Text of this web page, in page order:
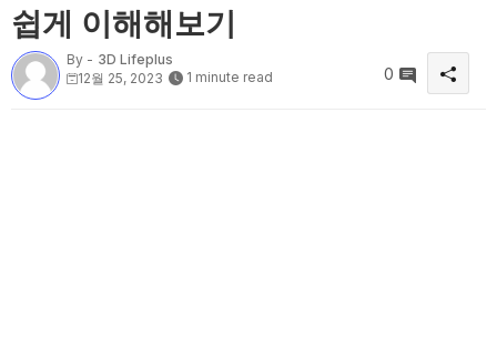
쉽게 이해해보기
By - 3D Lifeplus
12월 25, 2023
1 minute read 0